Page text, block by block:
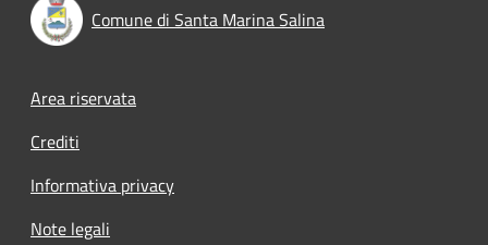
Comune di Santa Marina Salina
Footer menu
Area riservata
Crediti
Informativa privacy
Note legali